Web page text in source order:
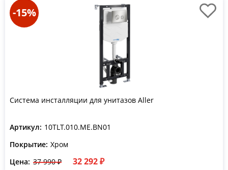
-15%
Система инсталляции для унитазов Aller
Артикул: 10TLT.010.ME.BN01
Покрытие: Хром
Цена: 37 990 ₽ 32 292 ₽